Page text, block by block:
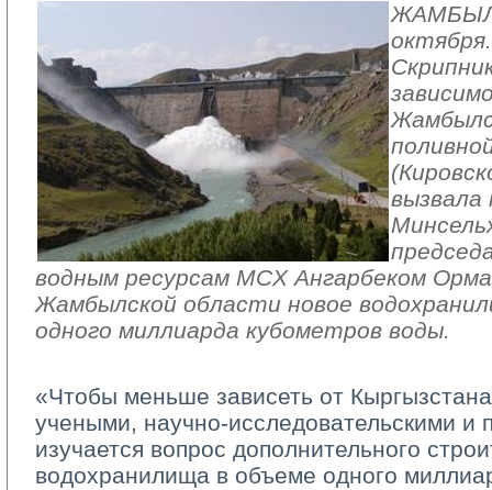
вызвала
водным ресурсам МСХ Ангарбеком
Жамбылской области новое
одного миллиарда кубометров воды.
«Чтобы меньше зависеть от
учеными, научно-исследовательскими и
изучается вопрос дополнительного
водохранилища в объеме одного